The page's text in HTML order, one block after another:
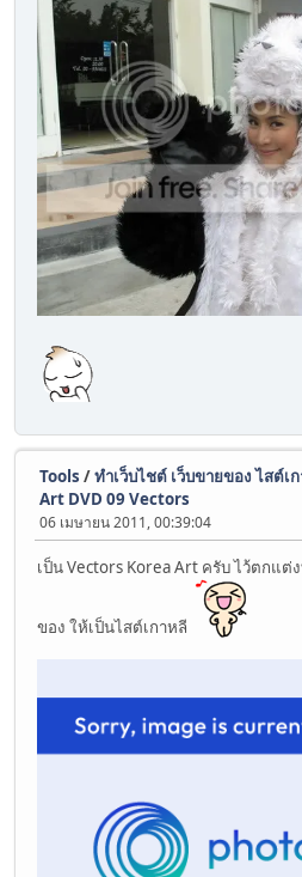
Tools /ทำเว็บไชต์ เว็บขายของ ไสต์เ
Art DVD 09 Vectors
06 เมษายน 2011, 00:39:04
เป็น Vectors Korea Art ครับ ไว้ตกแต่
ของ ให้เป็นไสต์เกาหลี